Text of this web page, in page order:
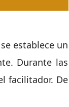
establece un
Durante las
facilitador. De